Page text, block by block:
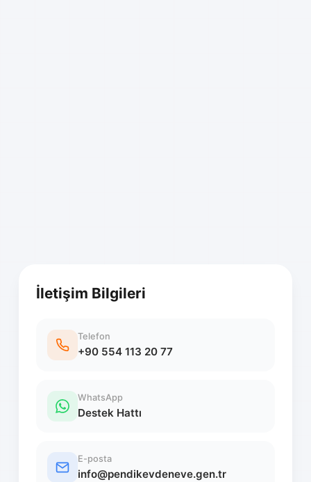
İletişim Bilgileri
Telefon
+90 554 113 20 77
WhatsApp
Destek Hattı
E-posta
info@pendikevdeneve.gen.tr